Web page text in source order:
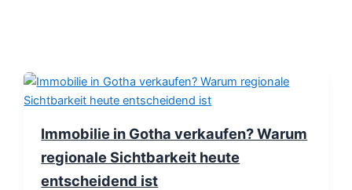
Immobilie in Gotha verkaufen? Warum
regionale Sichtbarkeit heute
entscheidend ist